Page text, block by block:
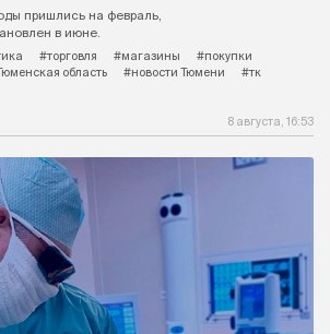
пришлись на февраль,
в июне.
#торговля #магазины
#покупки
область #новости Тюмени #тк
8 августа, 16:53